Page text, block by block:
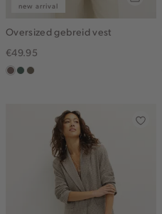
new arrival
Oversized gebreid vest
€49.95
taupe
groen,
bruin